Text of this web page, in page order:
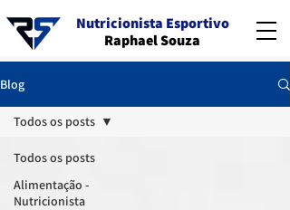
Nutricionista Esportivo
Raphael Souza
Blog
Todos os posts
Alimentação -
Nutricionista
Todos os posts